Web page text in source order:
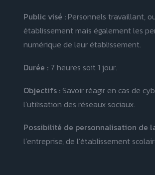
Public visé : Personnels travaillant,
établissement mais également les
numérique de leur établissement.
Durée : 7 heures soit 1 jour.
Objectifs : Savoir réagir en cas de
l’utilisation des réseaux sociaux.
Possibilité de personnalisation de
l’entreprise, de l’établissement